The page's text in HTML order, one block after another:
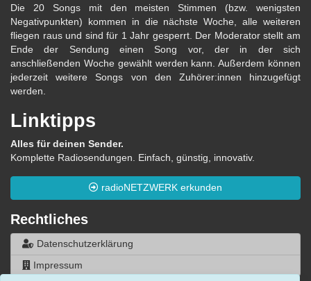
Die 20 Songs mit den meisten Stimmen (bzw. wenigsten
Negativpunkten) kommen in die nächste Woche, alle weiteren
fliegen raus und sind für 1 Jahr gesperrt. Der Moderator stellt am
Ende der Sendung einen Song vor, der in der sich
anschließenden Woche gewählt werden kann. Außerdem können
jederzeit weitere Songs von den Zuhörer:innen hinzugefügt
werden.
Linktipps
Alles für deinen Sender.
Komplette Radiosendungen. Einfach, günstig, innovativ.
radioNETZWERK erkunden
Rechtliches
Datenschutzerklärung
Impressum